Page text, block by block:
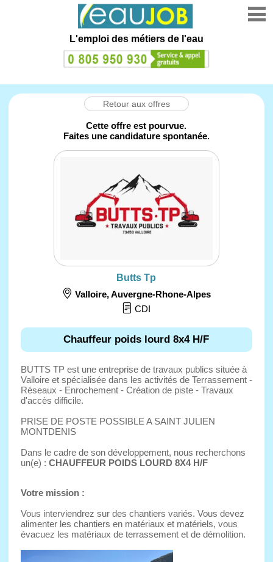
L'emploi des métiers de l'eau
Retour aux offres
Cette offre est pourvue.
Faites une candidature spontanée.
Butts Tp
Valloire,Auvergne-Rhone-Alpes
CDI
Chauffeur poids lourd 8x4 H/F
BUTTS TP est une entreprise de travaux publics située à
Valloire et spécialisée dans les activités de Terrassement -
Réseaux - Enrochement - Création de piste - Travaux
d'accès difficile.
PRISE DE POSTE POSSIBLE A SAINT JULIEN
MONTDENIS
Dans le cadre de son développement, nous recherchons
un(e) : CHAUFFEUR POIDS LOURD 8X4 H/F
Votre mission :
Vous interviendrez sur des chantiers variés. Vous devez
alimenter les chantiers en matériaux et matériels, vous
évacuez les matériaux de terrassement et de démolition.